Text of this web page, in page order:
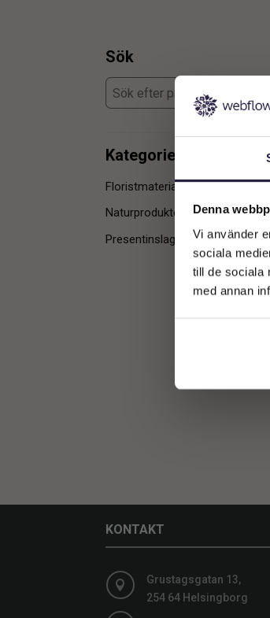
Denna
Vi använder
sociala
till de sociala
med annan
Sök
Kategorier
Floristmaterial
Naturprodukter & Tillbehör
Presentinslagning
KONTAKT

Grustagsgatan 13,
254 64 Helsingborg